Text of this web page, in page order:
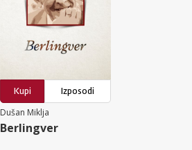
Kupi
Izposodi
Dušan Miklja
Berlingver